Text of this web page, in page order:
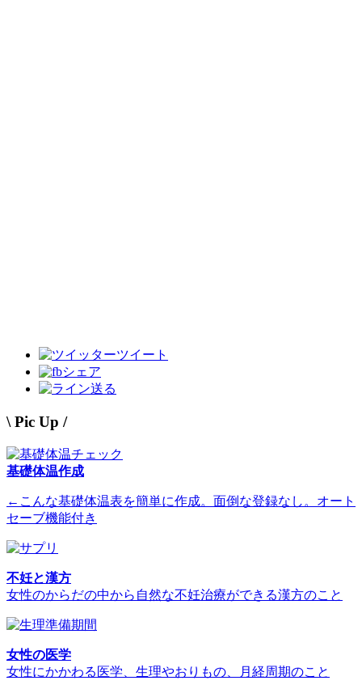
ツイート
シェア
送る
\ Pic Up /
基礎体温作成
←こんな基礎体温表を簡単に作成。面倒な登録なし。オート
セーブ機能付き
不妊と漢方
女性のからだの中から自然な不妊治療ができる漢方のこと
女性の医学
女性にかかわる医学、生理やおりもの、月経周期のこと